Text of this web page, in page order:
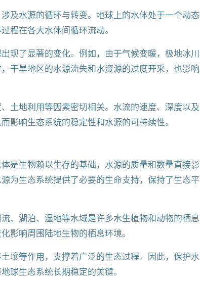
及水源的循环与转变。地球上的水体处于一个动态
程在各大水体间循环流动。
现了显著的变化。例如，由于气候变暖，极地冰川
干旱地区的水源流失和水资源的过度开采，也影响
土地利用等因素密切相关。水流的速度、深度以及
影响生态系统的稳定性和水源的可持续性。
是生物赖以生存的基础，水源的质量和数量直接影
为生态系统提供了必要的生命支持，保持了生态平
、湖泊、湿地等水域是许多水生植物和动物的栖息
影响周围陆地生物的栖息环境。
壤等作用，支撑着广泛的生态过程。因此，保护水
球生态系统长期稳定的关键。